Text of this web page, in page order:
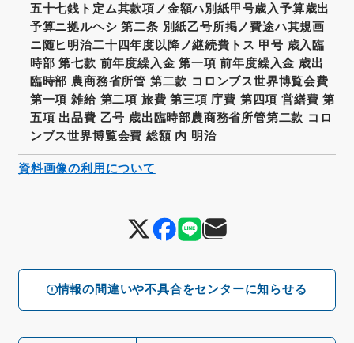
情報の間違いや不具合をセンターに知らせる
五十七銭ト定ム其款項ノ金額ハ別紙甲号歳入予算歳出
予算ニ拠ルヘシ 第二条 別紙乙号所掲ノ費途ハ其規画
ニ随ヒ明治二十四年度以降ノ継続費トス 甲号 歳入臨
時部 第七款 前年度繰入金 第一項 前年度繰入金 歳出
臨時部 農商務省所管 第二款 コロンブス世界博覧会費
第一項 雑給 第二項 旅費 第三項 庁費 第四項 営繕費 第
五項 出品費 乙号 歳出臨時部農商務省所管第二款 コロ
ンブス世界博覧会費 総額 内 明治
資料画像の利用について